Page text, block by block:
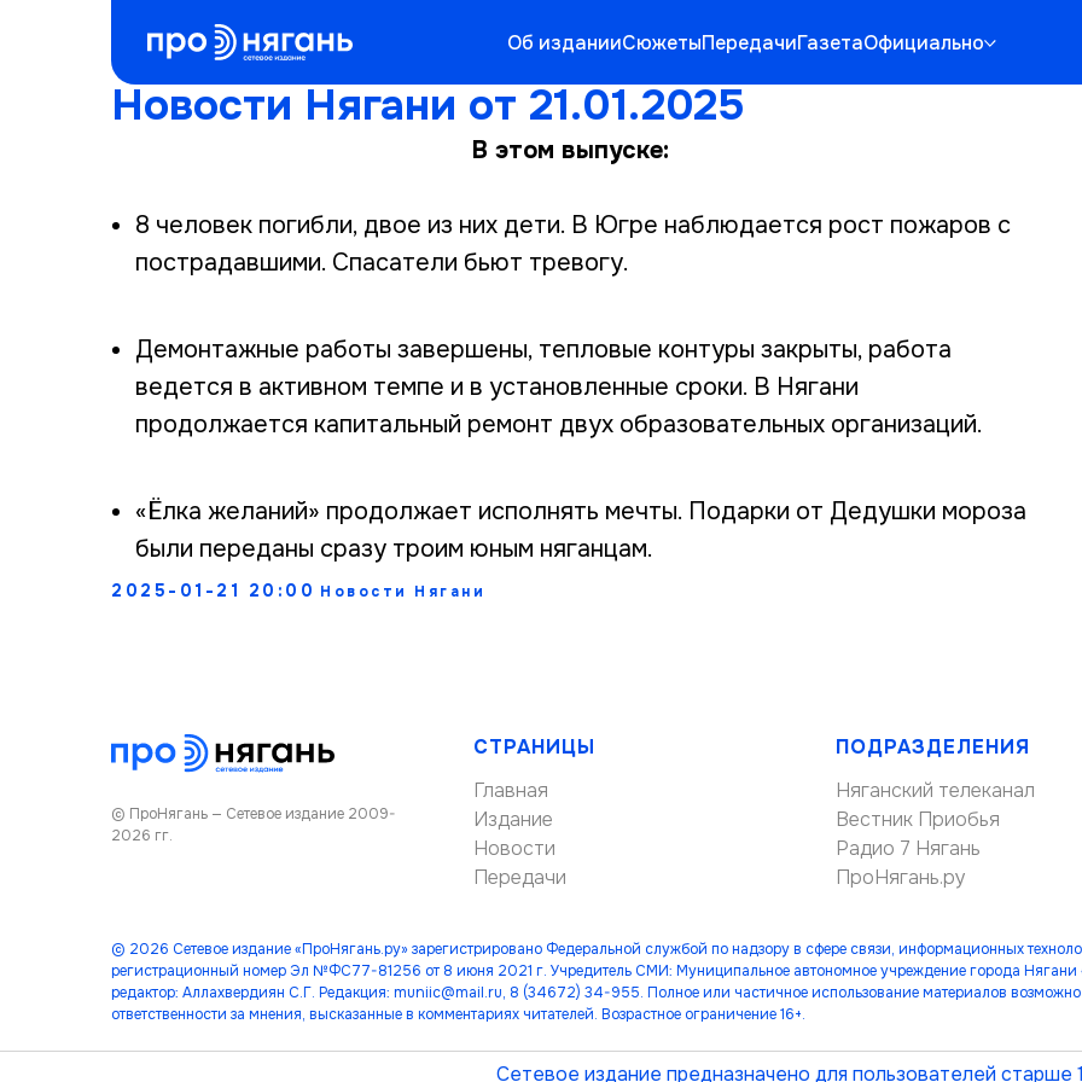
Об изданииСюжетыПередачиГазетаОфициально
Новости Нягани от 21.01.2025
В этом выпуске:
8 человек погибли, двое из них дети. В Югре наблюдается рост пожаров с
пострадавшими. Спасатели бьют тревогу.
Демонтажные работы завершены, тепловые контуры закрыты, работа
ведется в активном темпе и в установленные сроки. В Нягани
продолжается капитальный ремонт двух образовательных организаций.
«Ёлка желаний» продолжает исполнять мечты. Подарки от Дедушки мороза
были переданы сразу троим юным няганцам.
2025-01-21 20:00 Новости Нягани
© ПроНягань — Сетевое издание 2009-
2026 гг.
СТРАНИЦЫ
Главная
Издание
Новости
Передачи
ПОДРАЗДЕЛЕНИЯ
Няганский телеканал
Вестник Приобья
Радио 7 Нягань
ПроНягань.ру
© 2026 Сетевое издание «ПроНягань.ру» зарегистрировано Федеральной службой по надзору в сфере связи, информационных
регистрационный номер Эл №ФС77-81256 от 8 июня 2021 г. Учредитель СМИ: Муниципальное автономное учреждение города Нягани
редактор: Аллахвердиян С.Г. Редакция: muniic@mail.ru, 8 (34672) 34-955. Полное или частичное использование материалов возможно
ответственности за мнения, высказанные в комментариях читателей. Возрастное ограничение 16+.
Сетевое издание предназначено для пользователей старше